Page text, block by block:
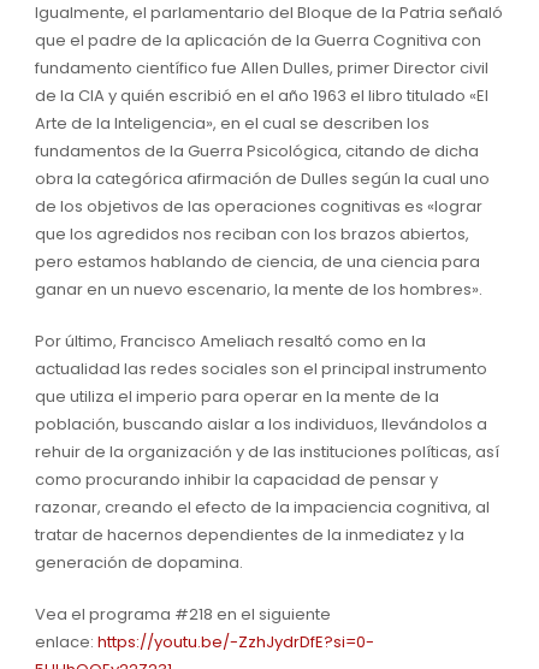
Igualmente, el parlamentario del Bloque de la Patria señaló
que el padre de la aplicación de la Guerra Cognitiva con
fundamento científico fue Allen Dulles, primer Director civil
de la CIA y quién escribió en el año 1963 el libro titulado «El
Arte de la Inteligencia», en el cual se describen los
fundamentos de la Guerra Psicológica, citando de dicha
obra la categórica afirmación de Dulles según la cual uno
de los objetivos de las operaciones cognitivas es «lograr
que los agredidos nos reciban con los brazos abiertos,
pero estamos hablando de ciencia, de una ciencia para
ganar en un nuevo escenario, la mente de los hombres».
Por último, Francisco Ameliach resaltó como en la
actualidad las redes sociales son el principal instrumento
que utiliza el imperio para operar en la mente de la
población, buscando aislar a los individuos, llevándolos a
rehuir de la organización y de las instituciones políticas, así
como procurando inhibir la capacidad de pensar y
razonar, creando el efecto de la impaciencia cognitiva, al
tratar de hacernos dependientes de la inmediatez y la
generación de dopamina.
Vea el programa #218 en el siguiente
enlace: https://youtu.be/-ZzhJydrDfE?si=0-